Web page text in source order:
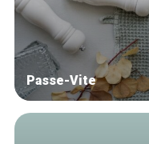
Passe-Vite